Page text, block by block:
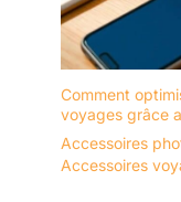
Comment
voyages grâce
Accessoires
Accessoires